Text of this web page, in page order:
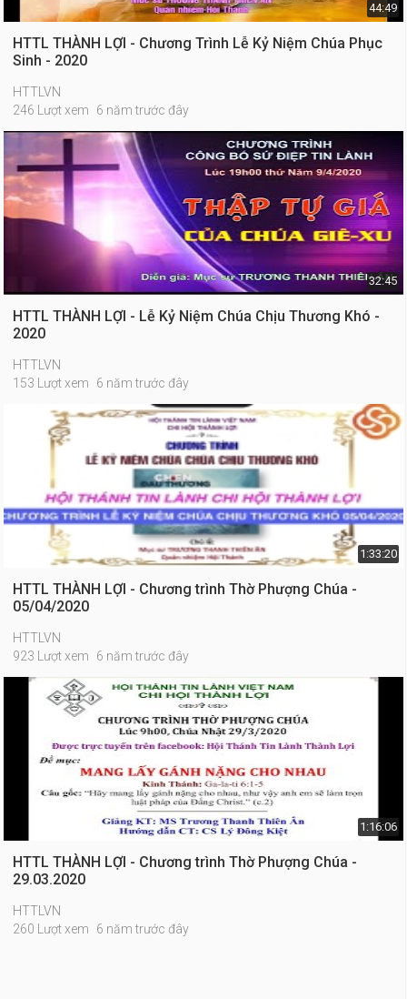
44:49
HTTL THÀNH LỢI - Chương Trình Lễ Kỷ Niệm Chúa Phục
Sinh - 2020
HTTLVN
246 Lượt xem
6 năm trước đây
32:45
HTTL THÀNH LỢI - Lễ Kỷ Niệm Chúa Chịu Thương Khó -
2020
HTTLVN
153 Lượt xem
6 năm trước đây
1:33:20
HTTL THÀNH LỢI - Chương trình Thờ Phượng Chúa -
05/04/2020
HTTLVN
923 Lượt xem
6 năm trước đây
1:16:06
HTTL THÀNH LỢI - Chương trình Thờ Phượng Chúa -
29.03.2020
HTTLVN
260 Lượt xem
6 năm trước đây